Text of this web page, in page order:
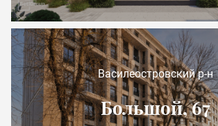
Василеостровский р-н
Большой, 67